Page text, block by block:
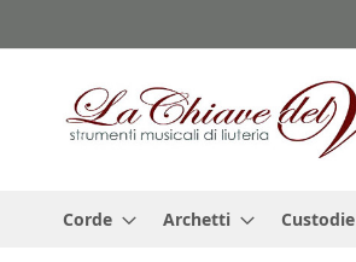
al
Corde Archetti Custodie